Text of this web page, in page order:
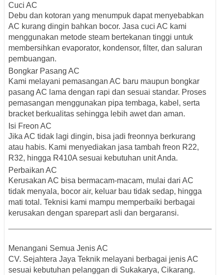
Cuci AC
Debu dan kotoran yang menumpuk dapat menyebabkan
AC kurang dingin bahkan bocor. Jasa cuci AC kami
menggunakan metode steam bertekanan tinggi untuk
membersihkan evaporator, kondensor, filter, dan saluran
pembuangan.
Bongkar Pasang AC
Kami melayani pemasangan AC baru maupun bongkar
pasang AC lama dengan rapi dan sesuai standar. Proses
pemasangan menggunakan pipa tembaga, kabel, serta
bracket berkualitas sehingga lebih awet dan aman.
Isi Freon AC
Jika AC tidak lagi dingin, bisa jadi freonnya berkurang
atau habis. Kami menyediakan jasa tambah freon R22,
R32, hingga R410A sesuai kebutuhan unit Anda.
Perbaikan AC
Kerusakan AC bisa bermacam-macam, mulai dari AC
tidak menyala, bocor air, keluar bau tidak sedap, hingga
mati total. Teknisi kami mampu memperbaiki berbagai
kerusakan dengan sparepart asli dan bergaransi.
Menangani Semua Jenis AC
CV. Sejahtera Jaya Teknik melayani berbagai jenis AC
sesuai kebutuhan pelanggan di Sukakarya, Cikarang.